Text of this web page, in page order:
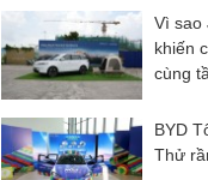
Vì sao
khiến
cùng
BYD
Thử